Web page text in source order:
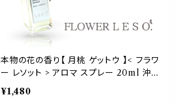
本物の花の香り【 月桃 ゲットウ 】< フラワ
ー レソット > アロマ スプレー 20ml 沖縄
サンニン フローラル フレグランス 香水 枕
カバー 国産 消臭 除菌 寝具 ベッド 睡眠
¥1,480